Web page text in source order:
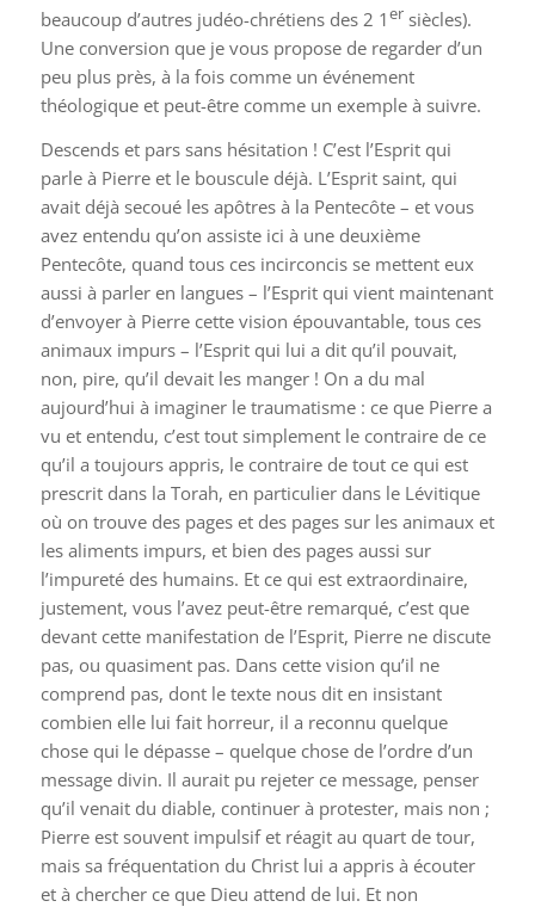
beaucoup d’autres judéo-chrétiens des 2 1ersiècles).
Une conversion que je vous propose de regarder d’un
peu plus près, à la fois comme un événement
théologique et peut-être comme un exemple à suivre.
Descends et pars sans hésitation ! C’est l’Esprit qui
parle à Pierre et le bouscule déjà. L’Esprit saint, qui
avait déjà secoué les apôtres à la Pentecôte – et vous
avez entendu qu’on assiste ici à une deuxième
Pentecôte, quand tous ces incirconcis se mettent eux
aussi à parler en langues – l’Esprit qui vient maintenant
d’envoyer à Pierre cette vision épouvantable, tous ces
animaux impurs – l’Esprit qui lui a dit qu’il pouvait,
non, pire, qu’il devait les manger ! On a du mal
aujourd’hui à imaginer le traumatisme : ce que Pierre a
vu et entendu, c’est tout simplement le contraire de ce
qu’il a toujours appris, le contraire de tout ce qui est
prescrit dans la Torah, en particulier dans le Lévitique
où on trouve des pages et des pages sur les animaux et
les aliments impurs, et bien des pages aussi sur
l’impureté des humains. Et ce qui est extraordinaire,
justement, vous l’avez peut-être remarqué, c’est que
devant cette manifestation de l’Esprit, Pierre ne discute
pas, ou quasiment pas. Dans cette vision qu’il ne
comprend pas, dont le texte nous dit en insistant
combien elle lui fait horreur, il a reconnu quelque
chose qui le dépasse – quelque chose de l’ordre d’un
message divin. Il aurait pu rejeter ce message, penser
qu’il venait du diable, continuer à protester, mais non ;
Pierre est souvent impulsif et réagit au quart de tour,
mais sa fréquentation du Christ lui a appris à écouter
et à chercher ce que Dieu attend de lui. Et non